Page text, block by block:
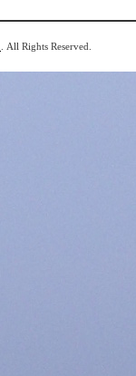
. All Rights Reserved.